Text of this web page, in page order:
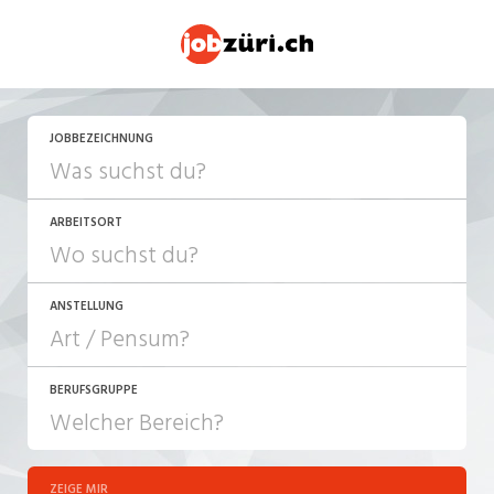
JOBBEZEICHNUNG
ARBEITSORT
ANSTELLUNG
JOB-TYP
Festanstellung
BERUFSGRUPPE
ZEIGE MIR